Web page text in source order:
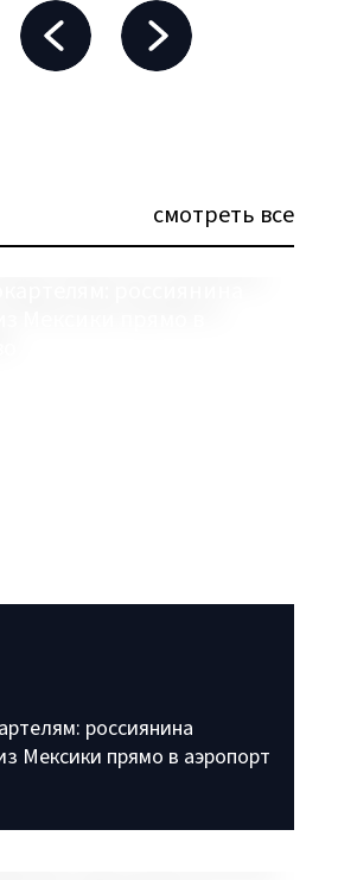
смотреть все
россиянина
Мексики прямо в аэропорт